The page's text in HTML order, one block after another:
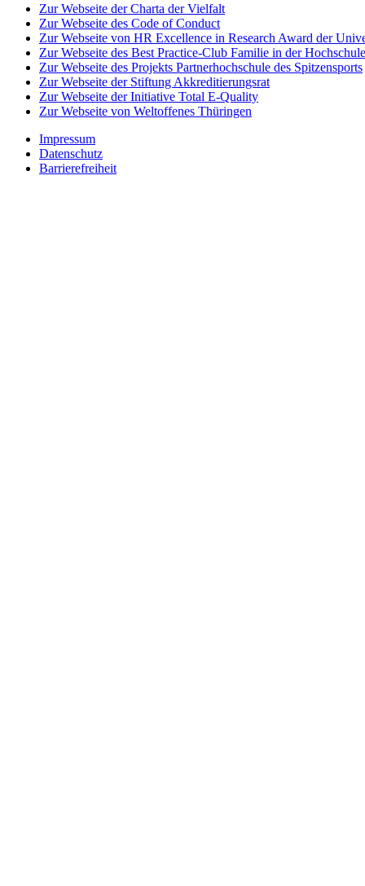
Zur Webseite der Charta der Vielfalt
Zur Webseite des Code of Conduct
Zur Webseite von HR Excellence in Research Award der
Zur Webseite des Best Practice-Club Familie in der Hochschule
Zur Webseite des Projekts Partnerhochschule des Spitzensports
Zur Webseite der Stiftung Akkreditierungsrat
Zur Webseite der Initiative Total E-Quality
Zur Webseite von Weltoffenes Thüringen
Impressum
Datenschutz
Barrierefreiheit